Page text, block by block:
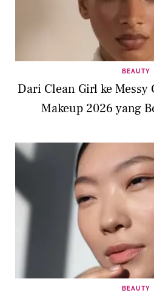
BEAUTY
Dari Clean Girl ke
Makeup 2026 yang
BEAUTY